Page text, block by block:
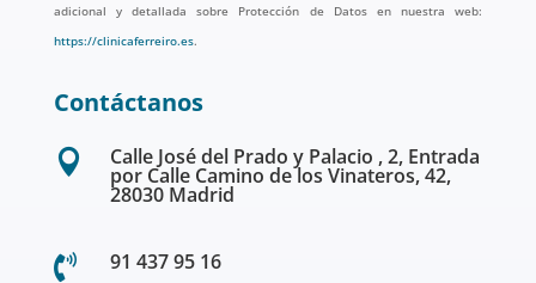
adicional y detallada sobre Protección de Datos en nuestra web:
https://clinicaferreiro.es.
Contáctanos
 Calle José del Prado y Palacio , 2, Entrada
por Calle Camino de los Vinateros, 42,
28030 Madrid
 91 437 95 16